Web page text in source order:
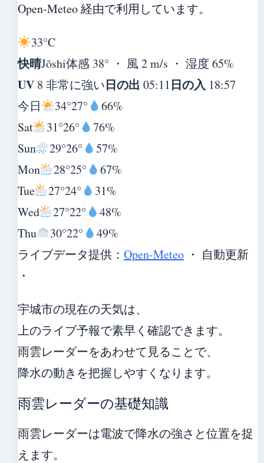
Open-Meteo 経由で利用しています。
33°C
快晴Jōshi体感 38° ・ 風 2 m/s ・ 湿度 65%
UV 8 非常に強い日の出 05:11日の入 18:57
今日
34°27°
66%
Sat
31°26°
76%
Sun
29°26°
57%
Mon
28°25°
67%
Tue
27°24°
31%
Wed
27°22°
48%
Thu
30°22°
49%
ライブデータ提供： Open-Meteo ・ 自動更新
・
宇城市の現在の天気は、
上のライブ予報で素早く確認できます。
雨雲レーダーをあわせて見ることで、
降水の動きを把握しやすくなります。
雨雲レーダーの基礎知識
雨雲レーダーは電波で降水の強さと位置を捉
えます。